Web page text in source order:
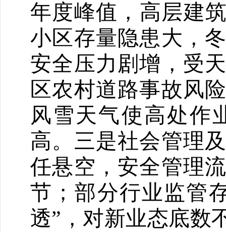
年度峰值，高层建
小区存量隐患大，
安全压力剧增，受
区农村道路事故风
风雪天气使高处作
高。三是社会管理
任悬空，安全管理
节；部分行业监管
透”，对新业态底数